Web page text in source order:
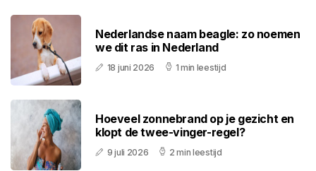
Nederlandse naam beagle: zo noemen
we dit ras in Nederland
18 juni 2026 1 min leestijd
Hoeveel zonnebrand op je gezicht en
klopt de twee-vinger-regel?
9 juli 2026 2 min leestijd